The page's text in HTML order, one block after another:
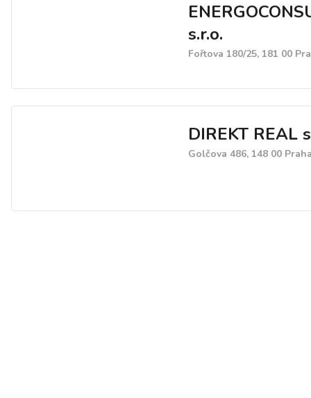
s.r.o.
Fořtova 180/25, 181 00
DIREKT REAL
Golčova 486, 148 00